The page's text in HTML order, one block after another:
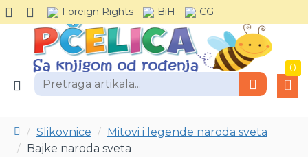
Foreign Rights BiH CG
0
Slikovnice
Mitovi i legende naroda sveta
Bajke naroda sveta